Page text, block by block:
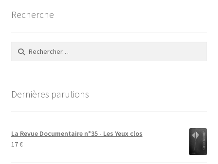
Recherche
Rechercher :
Dernières parutions
La Revue Documentaire n°35 - Les Yeux clos
17€